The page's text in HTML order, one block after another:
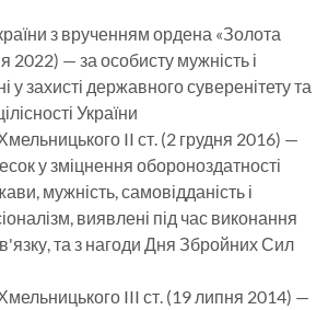
з врученням ордена «Золота
2022) — за особисту мужність і
у захисті державного суверенітету та
України
II ст. (2 грудня 2016) —
у зміцнення обороноздатності
мужність, самовідданість і
виявлені під час виконання
та з нагоди Дня Збройних Сил
III ст. (19 липня 2014) —